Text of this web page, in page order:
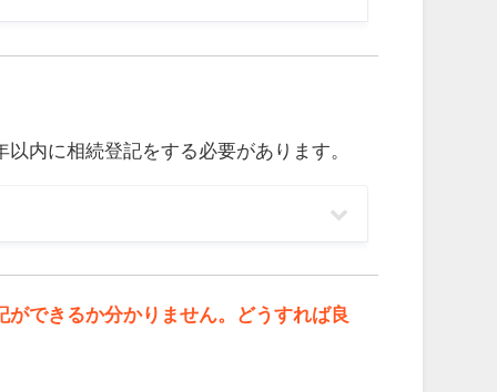
内に相続登記をする必要があります。
できるか分かりません。どうすれば良